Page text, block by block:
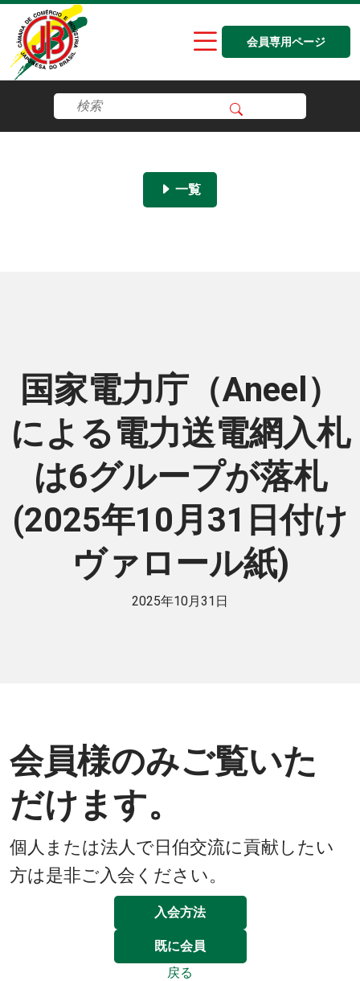
会員専用ページ
一覧
国家電力庁（Aneel）
による電力送電網入札
は6グループが落札
(2025年10月31日付け
ヴァロール紙)
2025年10月31日
会員様のみご覧いた
だけます。
個人または法人で日伯交流に貢献したい
方は是非ご入会ください。
入会方法
既に会員
戻る